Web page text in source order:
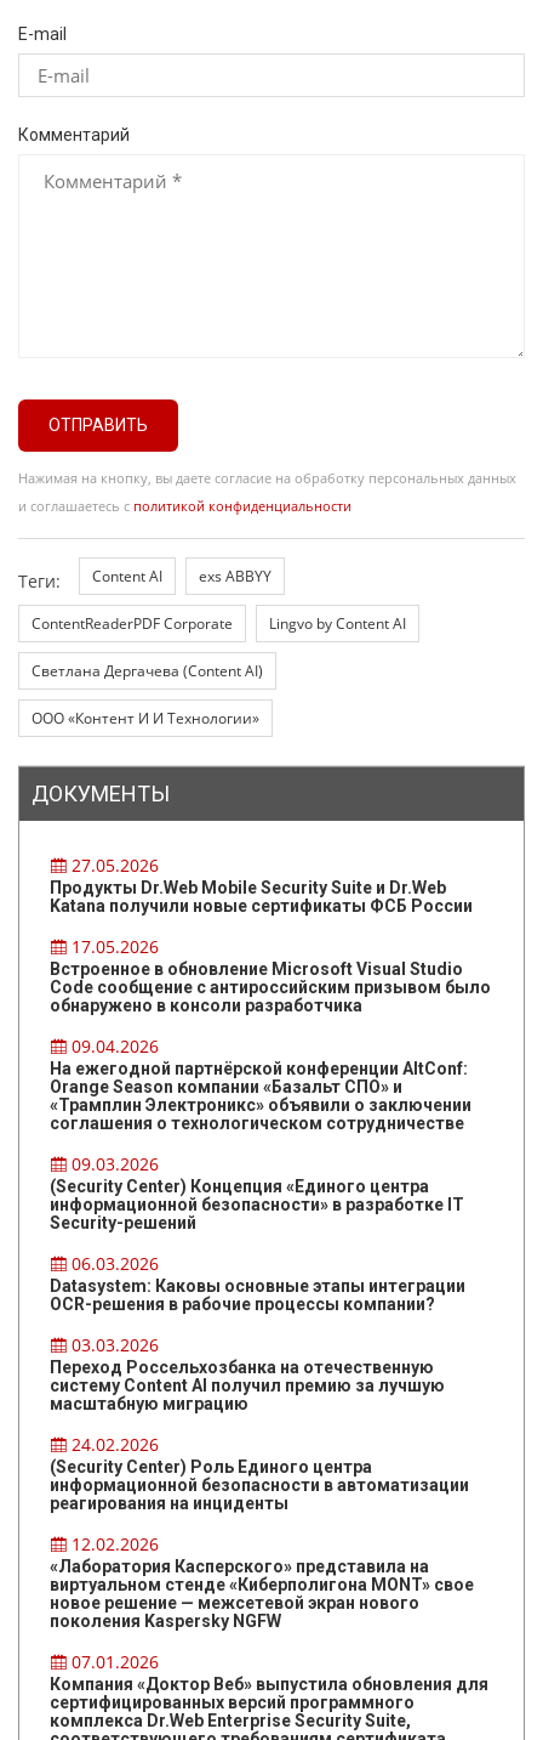
E-mail
Комментарий
ОТПРАВИТЬ
Нажимая на кнопку, вы даете согласие на обработку персональных данных
и соглашаетесь с политикой конфиденциальности
Теги: Content AI exs ABBYY
ContentReaderPDF Corporate Lingvo by Content AI
Светлана Дергачева (Content AI)
ООО «Контент И И Технологии»
ДОКУМЕНТЫ
27.05.2026
Продукты Dr.Web Mobile Security Suite и Dr.Web
Katana получили новые сертификаты ФСБ России
17.05.2026
Встроенное в обновление Microsoft Visual Studio
Code сообщение с антироссийским призывом было
обнаружено в консоли разработчика
09.04.2026
На ежегодной партнёрской конференции AltConf:
Orange Season компании «Базальт СПО» и
«Трамплин Электроникс» объявили о заключении
соглашения о технологическом сотрудничестве
09.03.2026
(Security Center) Концепция «Единого центра
информационной безопасности» в разработке IT
Security-решений
06.03.2026
Datasystem: Каковы основные этапы интеграции
OCR-решения в рабочие процессы компании?
03.03.2026
Переход Россельхозбанка на отечественную
систему Content AI получил премию за лучшую
масштабную миграцию
24.02.2026
(Security Center) Роль Единого центра
информационной безопасности в автоматизации
реагирования на инциденты
12.02.2026
«Лаборатория Касперского» представила на
виртуальном стенде «Киберполигона MONT» свое
новое решение — межсетевой экран нового
поколения Kaspersky NGFW
07.01.2026
Компания «Доктор Веб» выпустила обновления для
сертифицированных версий программного
комплекса Dr.Web Enterprise Security Suite,